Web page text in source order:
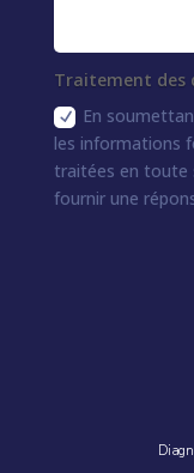
Traitement des
En
les informations
traitées en toute
fournir une